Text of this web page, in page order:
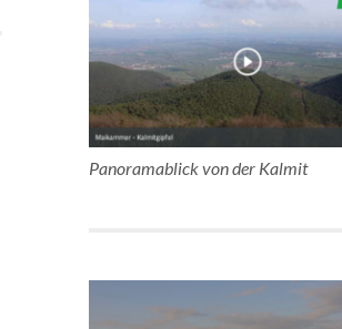
Panoramablick von der Kalmit